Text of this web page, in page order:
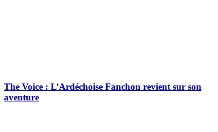
The Voice : L’Ardéchoise Fanchon revient sur son
aventure